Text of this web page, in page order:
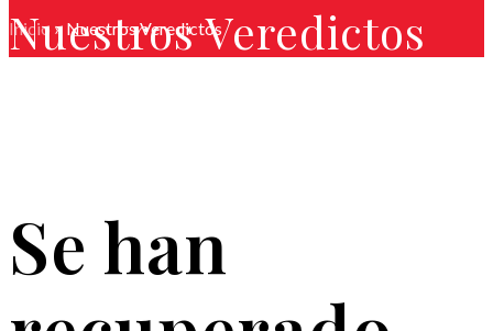
Nuestros Veredictos
Inicio » Nuestros Veredictos
Se han